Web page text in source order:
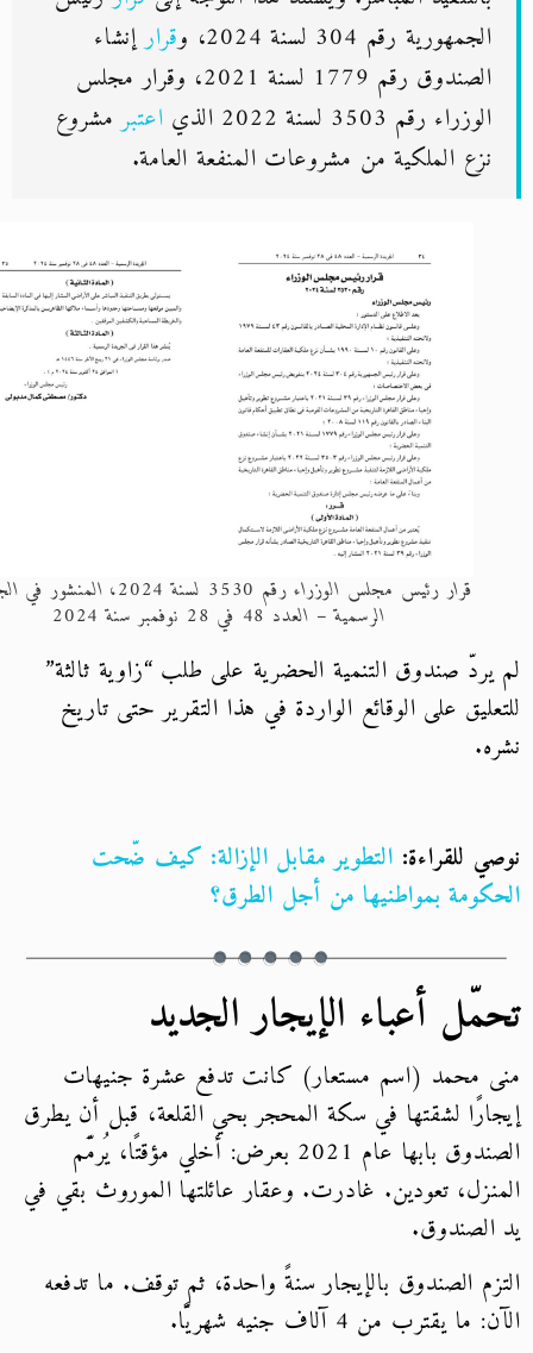
الجمهورية رقم 304 لسنة 2024، و
قرارإنشاء
الصندوق رقم 1779 لسنة 2021، وقرار مجلس
الوزراء رقم 3503 لسنة 2022 الذي
اعتبرمشروع
نزع الملكية من مشروعات المنفعة العامة.
قرار رئيس مجلس الوزراء رقم 3530 لسنة 2024، المنشور في الجريدة
الرسمية – العدد 48 في 28 نوفمبر سنة 2024
صندوق التنمية الحضرية على طلب “زاوية ثالثة”
على الوقائع الواردة في هذا التقرير حتى تاريخ
للقراءة: التطوير مقابل الإزالة: كيف ضّحت
بمواطنيها من أجل الطرق؟
أعباء الإيجار الجديد
محمد (اسم مستعار) كانت تدفع عشرة جنيهات
لشقتها في سكة المحجر بحي القلعة، قبل أن يطرق
الصندوق بابها عام 2021 بعرض: أخلي مؤقتًا، يُرمَّم
تعودين. غادرت. وعقار عائلتها الموروث بقي في
الصندوق بالإيجار سنةً واحدة، ثم توقف. ما تدفعه
يقترب من 4 آلاف جنيه شهريًّا.